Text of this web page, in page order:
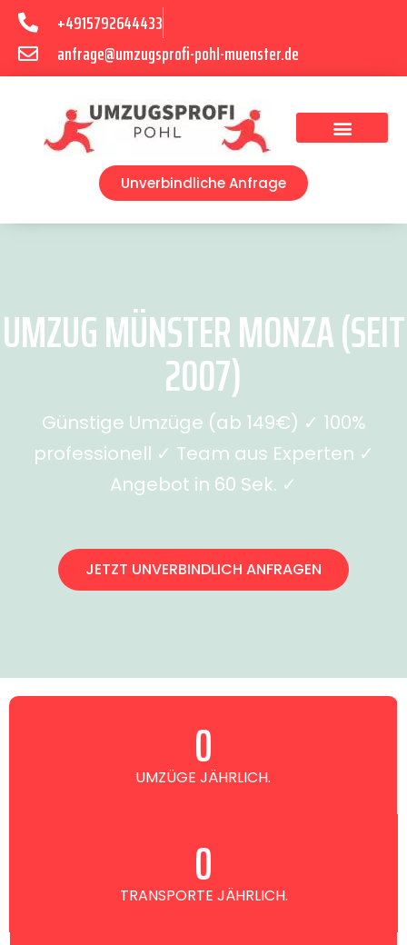
+4915792644433
anfrage@umzugsprofi-pohl-muenster.de
Unverbindliche Anfrage
UMZUG MÜNSTER MONZA (SEIT
2007)
Günstige Umzüge (ab 149€) ✓ 100%
professionell ✓ Team aus Experten ✓
Angebot in 60 Sek. ✓
JETZT UNVERBINDLICH ANFRAGEN
UMZÜGE JÄHRLICH.
0
TRANSPORTE JÄHRLICH.
0